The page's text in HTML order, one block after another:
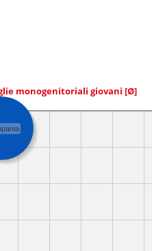
monogenitoriali giovani [Ø]